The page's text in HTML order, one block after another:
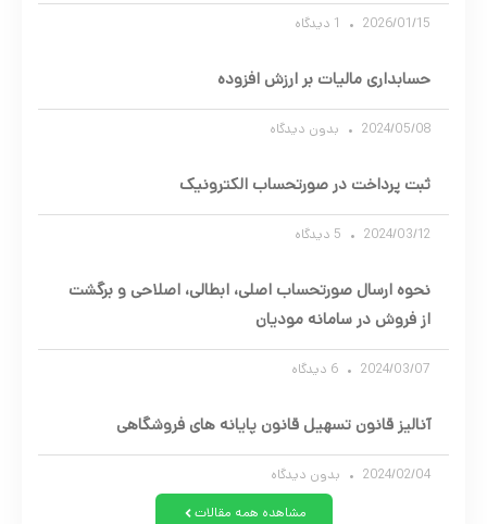
2026/01/15
حسابداری مالیات بر ارزش افزوده
2024/05/08 بدون دیدگاه
ثبت پرداخت در صورتحساب الکترونیک
2024/03/12
نحوه ارسال صورتحساب اصلی، ابطالی، اصلاحی و برگشت
از فروش در سامانه مودیان
2024/03/07
آنالیز قانون تسهیل قانون پایانه های فروشگاهی
2024/02/04 بدون دیدگاه
مشاهده همه مقالات